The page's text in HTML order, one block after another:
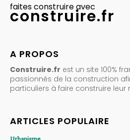
faites construire avec
construire.fr
A PROPOS
Construire.fr est un site 100%
passionnés de la construction
particuliers à faire construire leur
ARTICLES POPULAIRE